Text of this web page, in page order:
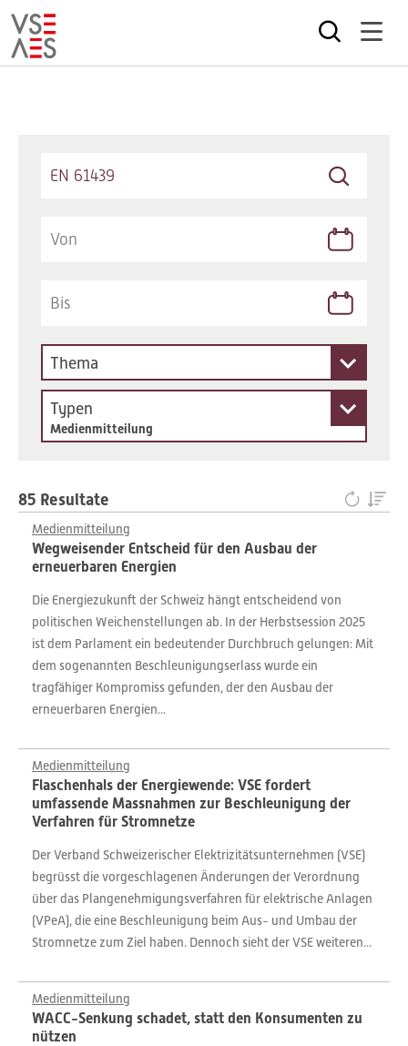
Thema
Typen
Medienmitteilung
85 Resultate
Medienmitteilung
Wegweisender Entscheid für den Ausbau der
erneuerbaren Energien
Die Energiezukunft der Schweiz hängt entscheidend von
politischen Weichenstellungen ab. In der Herbstsession 2025
ist dem Parlament ein bedeutender Durchbruch gelungen: Mit
dem sogenannten Beschleunigungserlass wurde ein
tragfähiger Kompromiss gefunden, der den Ausbau der
erneuerbaren Energien...
Medienmitteilung
Flaschenhals der Energiewende: VSE fordert
umfassende Massnahmen zur Beschleunigung der
Verfahren für Stromnetze
Der Verband Schweizerischer Elektrizitätsunternehmen (VSE)
begrüsst die vorgeschlagenen Änderungen der Verordnung
über das Plangenehmigungsverfahren für elektrische Anlagen
(VPeA), die eine Beschleunigung beim Aus- und Umbau der
Stromnetze zum Ziel haben. Dennoch sieht der VSE weiteren...
Medienmitteilung
WACC-Senkung schadet, statt den Konsumenten zu
nützen